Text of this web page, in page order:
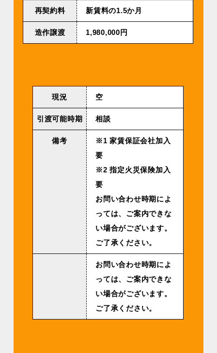
再契約料 新賃料の1.5か月
造作譲渡 1,980,000円
現況 空
引渡可能時期 相談
備考
※1 家賃保証会社加入
要
※2 指定火災保険加入
要
お問い合わせ時期によ
っては、ご案内できな
い場合がございます。
ご了承ください。
お問い合わせ時期によ
っては、ご案内できな
い場合がございます。
ご了承ください。